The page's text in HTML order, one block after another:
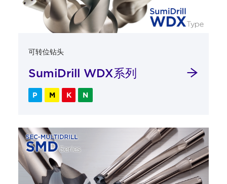
可转位钻头
SumiDrill WDX系列
P M K N